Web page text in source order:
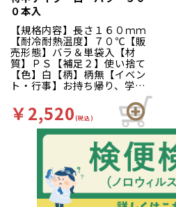
０本入
【規格内容】長さ１６０ｍｍ
【耐冷耐熱温度】７０℃【販
売形態】バラ＆単袋入【材
質】ＰＳ【補足２】使い捨て
【色】白【柄】柄無【イベン
ト・行事】お持ち帰り、学園
り、文化祭、屋台、出店、露
店、ＢＢＱ、バーベキュー、
パーティー イベント等の容
器のお供に！サラダやデザー
トなど、多様にお使いいただ
￥2,520(税込)